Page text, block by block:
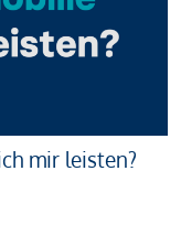
mir leisten?